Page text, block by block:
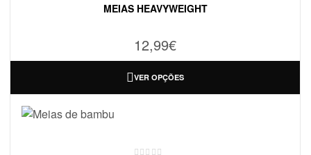
MEIAS HEAVYWEIGHT
12,99€
VER OPÇÕES